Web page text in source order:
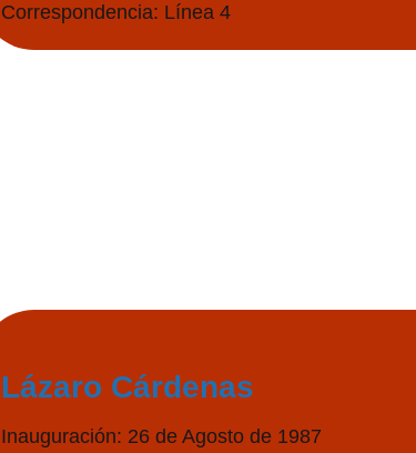
Correspondencia: Línea 4
Lázaro Cárdenas
Inauguración: 26 de Agosto de 1987